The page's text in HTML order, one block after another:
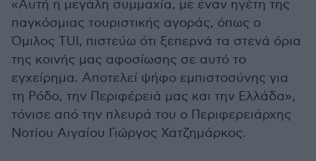
«Αυτή η μεγάλη συμμαχία, με έναν ηγέτη της
παγκόσμιας τουριστικής αγοράς, όπως ο
Όμιλος TUI, πιστεύω ότι ξεπερνά τα στενά όρια
της κοινής μας αφοσίωσης σε αυτό το
εγχείρημα. Αποτελεί ψήφο εμπιστοσύνης για
τη Ρόδο, την Περιφέρειά μας και την Ελλάδα»,
τόνισε από την πλευρά του ο Περιφερειάρχης
Νοτίου Αιγαίου Γιώργος Χατζημάρκος.